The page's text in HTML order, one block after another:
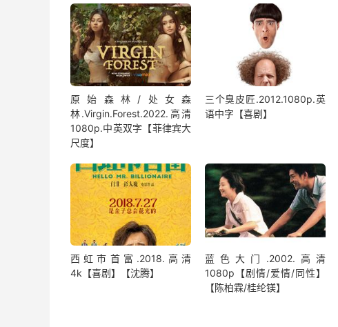
原始森林/处女森
林.Virgin.Forest.2022.高清
1080p.中英双字【菲律宾大
尺度】
三个臭皮匠.2012.1080p.英
语中字【喜剧】
西虹市首富.2018.高清
4k【喜剧】【沈腾】
蓝色大门.2002.高清
1080p【剧情/爱情/同性】
【陈柏霖/桂纶镁】